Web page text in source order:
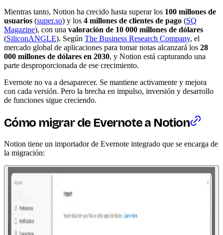
Mientras tanto, Notion ha crecido hasta superar los 100 millones de
usuarios (super.so) y los 4 millones de clientes de pago (SQ
Magazine), con una valoración de 10 000 millones de dólares
(SiliconANGLE). Según The Business Research Company, el
mercado global de aplicaciones para tomar notas alcanzará los 28
000 millones de dólares en 2030, y Notion está capturando una
parte desproporcionada de ese crecimiento.
Evernote no va a desaparecer. Se mantiene activamente y mejora
con cada versión. Pero la brecha en impulso, inversión y desarrollo
de funciones sigue creciendo.
Cómo migrar de Evernote a Notion
Notion tiene un importador de Evernote integrado que se encarga de
la migración: